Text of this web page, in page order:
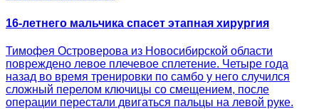
16-летнего мальчика спасет этапная хирургия
Тимофея Островерова из Новосибирской области
повреждено левое плечевое сплетение. Четыре года
назад во время тренировки по самбо у него случился
сложный перелом ключицы со смещением, после
операции перестали двигаться пальцы на левой руке.